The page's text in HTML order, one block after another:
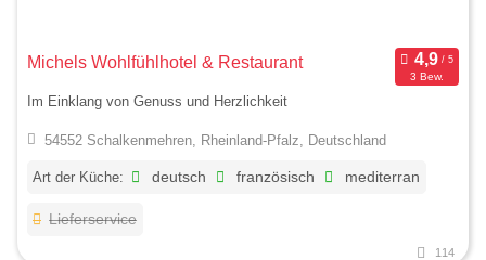
Michels Wohlfühlhotel & Restaurant
3 Bew.
Im Einklang von Genuss und Herzlichkeit
54552 Schalkenmehren, Rheinland-Pfalz, Deutschland
Art der Küche: deutsch französisch mediterran
Lieferservice
114